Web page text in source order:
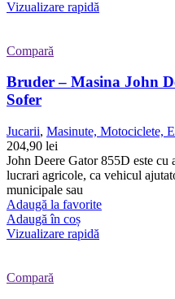
Vizualizare rapidă
Compară
Bruder – Masina John
Sofer
Jucarii, Masinute, Motociclete,
204,90 lei
John Deere Gator 855D este
lucrari agricole, ca vehicul
municipale sau
Adaugă la favorite
Adaugă în coș
Vizualizare rapidă
Compară